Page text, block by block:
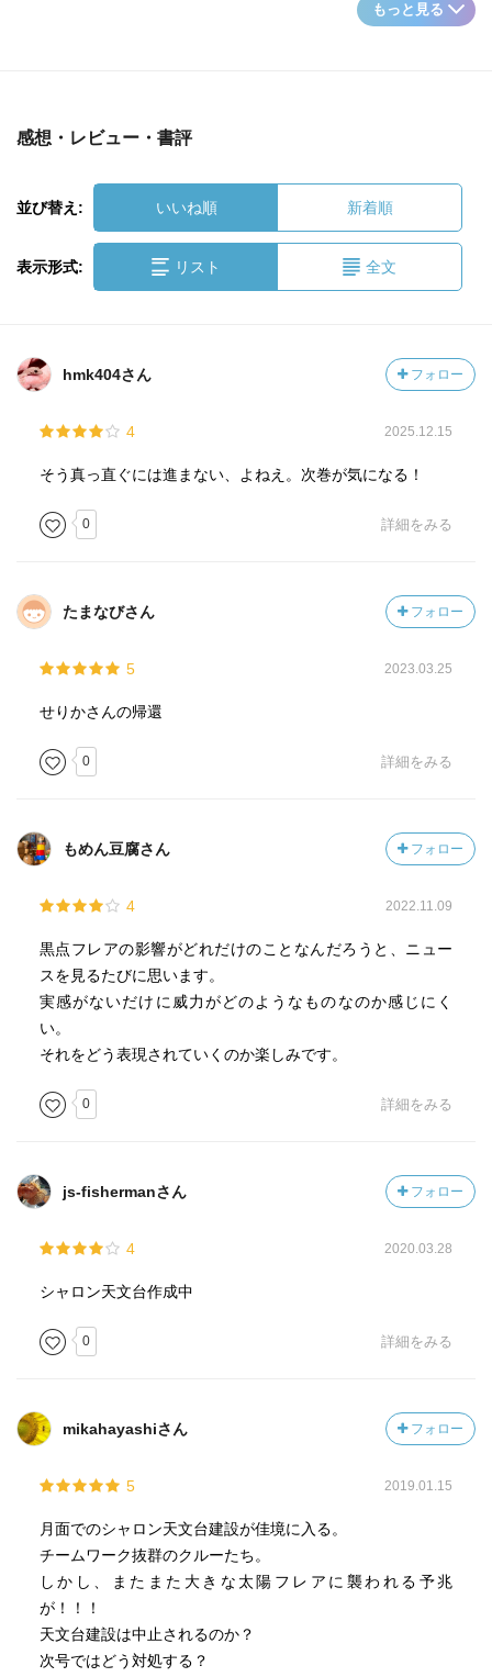
もっと見る
感想・レビュー・書評
並び替え: いいね順 新着順
表示形式: リスト 全文
hmk404さん フォロー
4 2025.12.15
そう真っ直ぐには進まない、よねえ。次巻が気になる！
0 詳細をみる
たまなびさん フォロー
5 2023.03.25
せりかさんの帰還
0 詳細をみる
もめん豆腐さん フォロー
4 2022.11.09
黒点フレアの影響がどれだけのことなんだろうと、ニュー
スを見るたびに思います。
実感がないだけに威力がどのようなものなのか感じにく
い。
それをどう表現されていくのか楽しみです。
0 詳細をみる
js-fishermanさん フォロー
4 2020.03.28
シャロン天文台作成中
0 詳細をみる
mikahayashiさん フォロー
5 2019.01.15
月面でのシャロン天文台建設が佳境に入る。
チームワーク抜群のクルーたち。
しかし、またまた大きな太陽フレアに襲われる予兆
が！！！
天文台建設は中止されるのか？
次号ではどう対処する？